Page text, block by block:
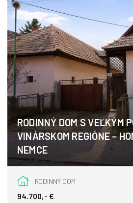
RODINNÝ DOM S VEĽKÝM
VINÁRSKOM REGIÓNE –
NEMCE
Hontianske Nemce 105, Hontianske
RODINNÝ DOM
94.700,- €